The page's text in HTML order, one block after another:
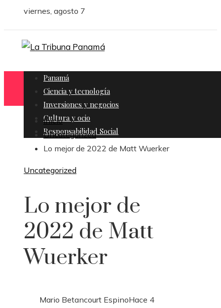
viernes, agosto 7
Panamá
Ciencia y tecnología
Inversiones y negocios
Cultura y ocio
Responsabilidad Social
Inicio
Uncategorized
Lo mejor de 2022 de Matt Wuerker
Uncategorized
Lo mejor de
2022 de Matt
Wuerker
Mario Betancourt EspinoHace 4